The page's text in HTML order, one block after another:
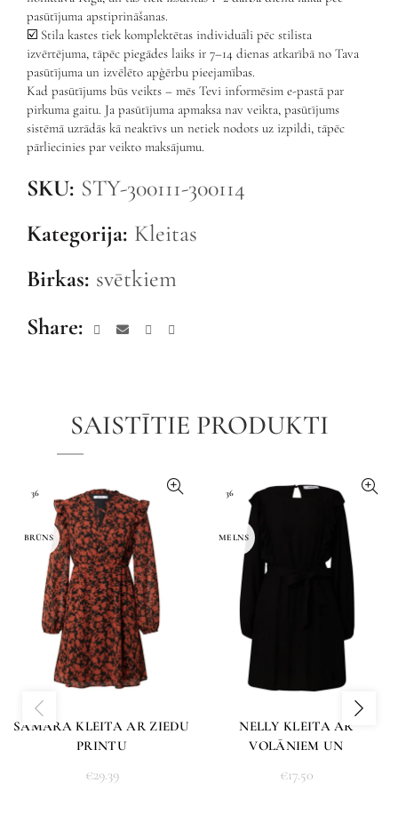
pasūtījuma apstiprināšanas.
☑️ Stila kastes tiek komplektētas individuāli pēc stilista
izvērtējuma, tāpēc piegādes laiks ir 7–14 dienas atkarībā no Tava
pasūtījuma un izvēlēto apģērbu pieejamības.
Kad pasūtījums būs veikts – mēs Tevi informēsim e-pastā par
pirkuma gaitu. Ja pasūtījuma apmaksa nav veikta, pasūtījums
sistēmā uzrādās kā neaktīvs un netiek nodots uz izpildi, tāpēc
pārliecinies par veikto maksājumu.
SKU: STY-300111-300114
Kategorija: Kleitas
Birkas: svētkiem
Share
SAISTĪTIE PRODUKTI
36
BRŪNS
SAMARA KLEITA AR ZIEDU
PRINTU
€29.39
36
MELNS
NELLY KLEITA AR
VOLĀNIEM UN
€17.50